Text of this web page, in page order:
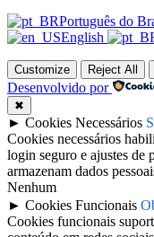
Português do
English
Customize Reject All
Desenvolvido por
✖
► Cookies Necessários
Cookies necessários
login seguro e ajustes de
armazenam dados
Nenhum
► Cookies Funcionais
Cookies funcionais